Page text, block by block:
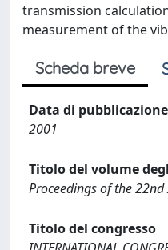
transmission
measurement of the
Scheda breve
Data di pubblicazione
2001
Titolo del volume
Proceedings of the
Titolo del congresso